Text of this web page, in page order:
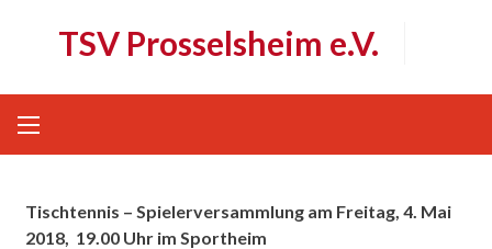
TSV Prosselsheim e.V.
Tischtennis – Spielerversammlung am Freitag, 4. Mai
2018, 19.00 Uhr im Sportheim